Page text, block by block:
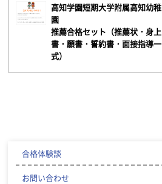
高知学園短期大学附属高知幼稚
園
推薦合格セット（推薦状・身上
書・願書・誓約書・面接指導一
式）
合格体験談
お問い合わせ